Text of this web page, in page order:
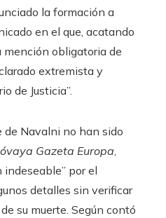
la formación a
en el que, acatando
mención obligatoria de
extremista y
de Justicia”.
de Navalni no han sido
Gazeta Europa,
indeseable” por el
detalles sin verificar
su muerte. Según contó